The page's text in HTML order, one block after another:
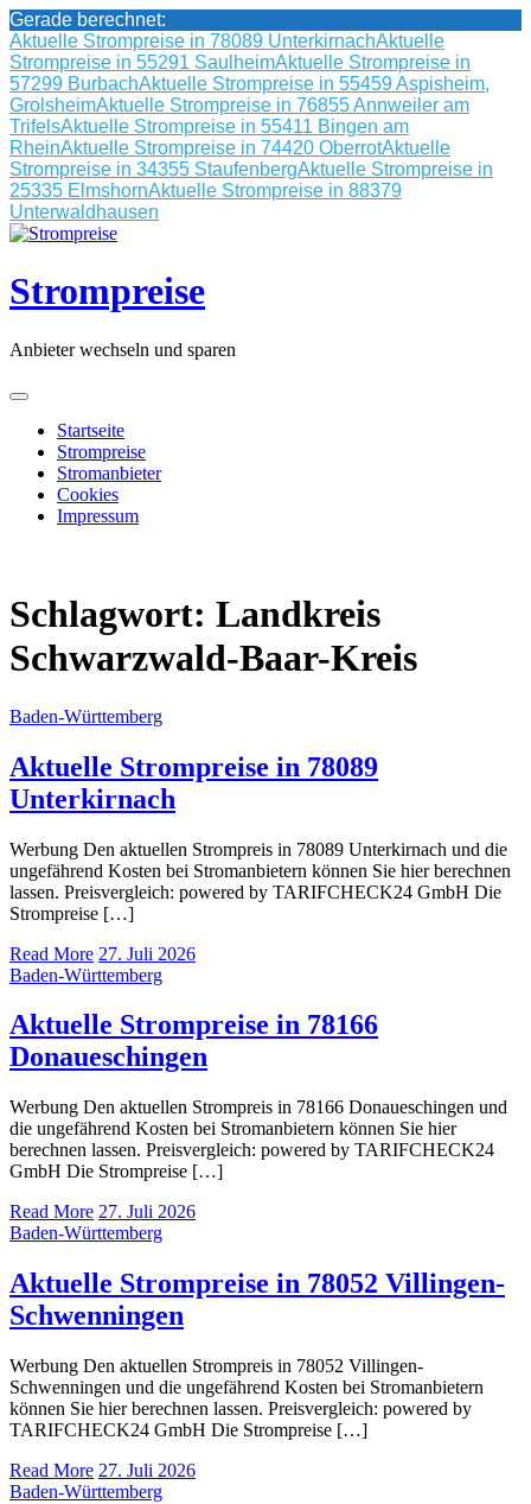
Gerade berechnet:
Aktuelle Strompreise in 78089 UnterkirnachAktuelle
Strompreise in 55291 SaulheimAktuelle Strompreise in
57299 BurbachAktuelle Strompreise in 55459 Aspisheim,
GrolsheimAktuelle Strompreise in 76855 Annweiler am
TrifelsAktuelle Strompreise in 55411 Bingen am
RheinAktuelle Strompreise in 74420 OberrotAktuelle
Strompreise in 34355 StaufenbergAktuelle Strompreise in
25335 ElmshornAktuelle Strompreise in 88379
Unterwaldhausen
Skip
content
Strompreise
Anbieter wechseln und sparen
Startseite
Strompreise
Stromanbieter
Cookies
Impressum
Schlagwort: Landkreis
Schwarzwald-Baar-Kreis
Baden-Württemberg
Aktuelle Strompreise in 78089
Unterkirnach
Werbung Den aktuellen Strompreis in 78089 Unterkirnach und die
ungefährend Kosten bei Stromanbietern können Sie hier berechnen
lassen. Preisvergleich: powered by TARIFCHECK24 GmbH Die
Strompreise […]
Read More 27. Juli 2026
Baden-Württemberg
Aktuelle Strompreise in 78166
Donaueschingen
Werbung Den aktuellen Strompreis in 78166 Donaueschingen und
die ungefährend Kosten bei Stromanbietern können Sie hier
berechnen lassen. Preisvergleich: powered by TARIFCHECK24
GmbH Die Strompreise […]
Read More 27. Juli 2026
Baden-Württemberg
Aktuelle Strompreise in 78052 Villingen-
Schwenningen
Werbung Den aktuellen Strompreis in 78052 Villingen-
Schwenningen und die ungefährend Kosten bei Stromanbietern
können Sie hier berechnen lassen. Preisvergleich: powered by
TARIFCHECK24 GmbH Die Strompreise […]
Read More 27. Juli 2026
Baden-Württemberg